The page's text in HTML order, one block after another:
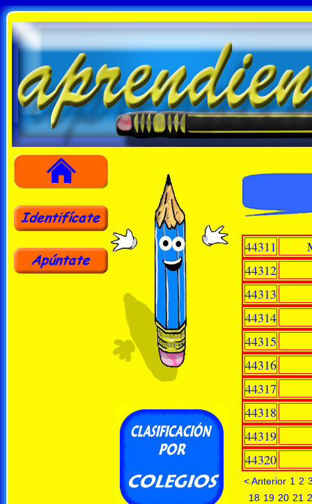
44311
44312
44313
44314
44315
44316
44317
44318
44319
44320
< Anterior 1 2
18 19 20 21